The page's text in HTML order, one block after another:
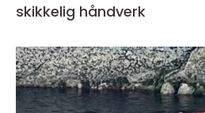
skikkelig håndverk